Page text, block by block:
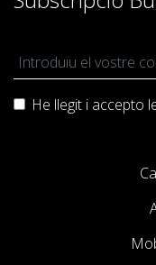
He llegit i accepto